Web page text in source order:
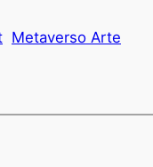
Metaverso Arte